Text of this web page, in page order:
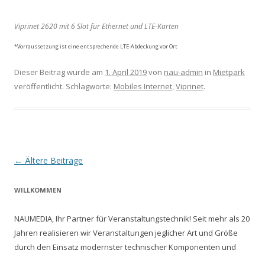
Viprinet 2620 mit 6 Slot für Ethernet und LTE-Karten
*Vorraussetzung ist eine entsprechende LTE-Abdeckung vor Ort
Dieser Beitrag wurde am 1. April 2019von nau-admin in Mietpark
veröffentlicht. Schlagworte: Mobiles Internet,Viprinet.
B
i
a
← Ältere Beiträge
WILLKOMMEN
NAUMEDIA, Ihr Partner für Veranstaltungstechnik! Seit mehr als 20
Jahren realisieren wir Veranstaltungen jeglicher Art und Größe
durch den Einsatz modernster technischer Komponenten und